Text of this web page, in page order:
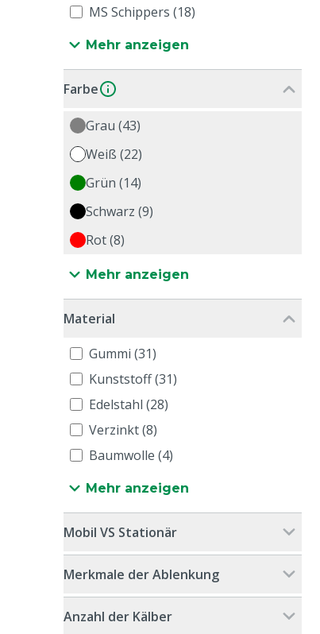
MS Schippers (18)
Mehr anzeigen
Farbe
Grau (43)
Weiß (22)
Grün (14)
Schwarz (9)
Rot (8)
Mehr anzeigen
Material
Gummi (31)
Kunststoff (31)
Edelstahl (28)
Verzinkt (8)
Baumwolle (4)
Mehr anzeigen
Mobil VS Stationär
Merkmale der Ablenkung
Anzahl der Kälber